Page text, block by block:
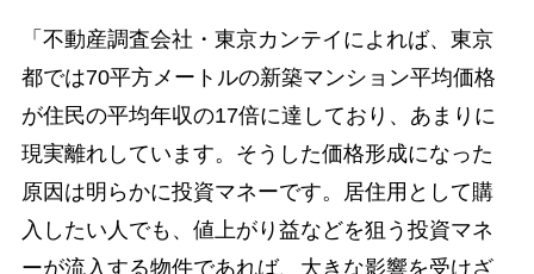
「不動産調査会社・東京カンテイによれば、東京
都では70平方メートルの新築マンション平均価格
が住民の平均年収の17倍に達しており、あまりに
現実離れしています。そうした価格形成になった
原因は明らかに投資マネーです。居住用として購
入したい人でも、値上がり益などを狙う投資マネ
ーが流入する物件であれば、大きな影響を受けざ